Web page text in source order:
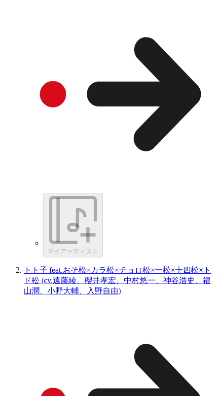
マイアーティスト
トト子 feat.おそ松×カラ松×チョロ松×一松×十四松×ト
ド松 (cv.遠藤綾、櫻井孝宏、中村悠一、神谷浩史、福
山潤、小野大輔、入野自由)